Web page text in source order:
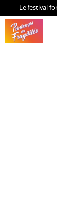
Le festival